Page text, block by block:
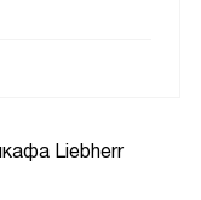
Liebherr